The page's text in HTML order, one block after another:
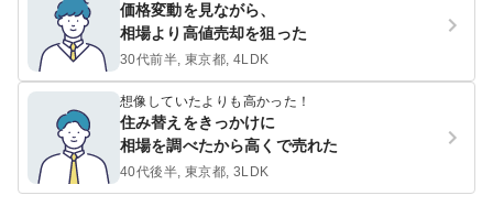
価格変動を見ながら、
相場より高値売却を狙った
30代前半, 東京都, 4LDK
想像していたよりも高かった！
住み替えをきっかけに
相場を調べたから高くで売れた
40代後半, 東京都, 3LDK